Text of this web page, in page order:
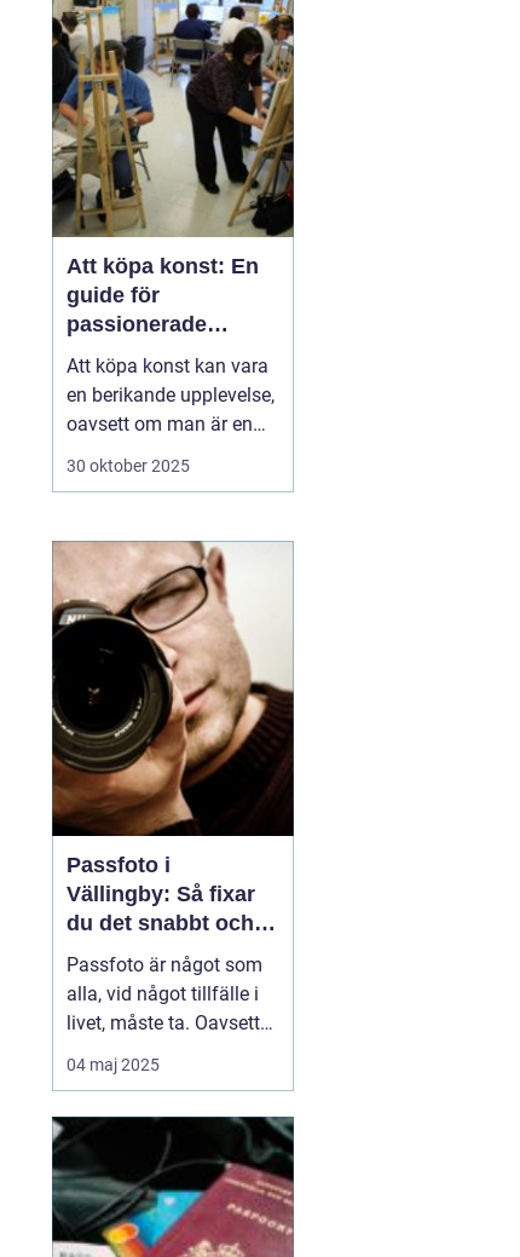
och lokal tradition.Sten
Ahlberg är ...
Att köpa konst: En
guide för
passionerade
samlare och
nybörjare
Att köpa konst kan vara
en berikande upplevelse,
oavsett om man är en
passionerad samlare
konstverket för hemmet.
Konst har förmågan att
ljusa upp ett rum, skapa
st&au...
30 oktober 2025
Passfoto i
Vällingby: Så fixar
du det snabbt och
enkelt
Passfoto är något som
alla, vid något tillfälle i
livet, måste ta. Oavsett
om det handlar om att
förnya passet, ansöka
nytt ID-kort, är det viktigt
att allt blir rätt frå...
04 maj 2025